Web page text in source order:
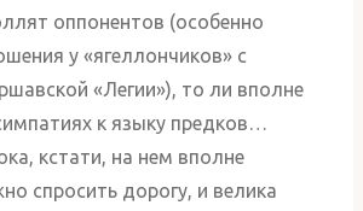
оппонентов (особенно
у «ягеллончиков» с
«Легии»), то ли вполне
к языку предков…
кстати, на нем вполне
спросить дорогу, и велика